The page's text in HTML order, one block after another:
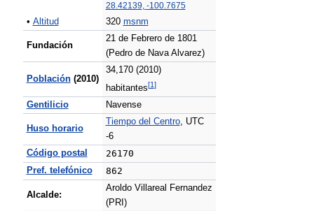
28.42139, -100.7675
• Altitud 320 msnm
Fundación
21 de Febrero de 1801
(Pedro de Nava Alvarez)
Población (2010)
34,170 (2010)
habitantes[1]
Gentilicio Navense
Huso horario
Tiempo del Centro, UTC
-6
Código postal
26170
Pref. telefónico 862
Alcalde:
Aroldo Villareal Fernandez
(PRI)